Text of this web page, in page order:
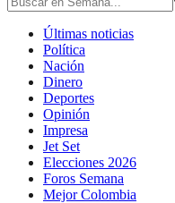
Últimas noticias
Política
Nación
Dinero
Deportes
Opinión
Impresa
Jet Set
Elecciones 2026
Foros Semana
Mejor Colombia